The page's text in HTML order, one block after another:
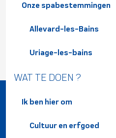
Onze spabestemmingen
Allevard-les-Bains
Uriage-les-bains
WAT TE DOEN ?
Ik ben hier om
Cultuur en erfgoed
Saint-Martin-d'Uriage